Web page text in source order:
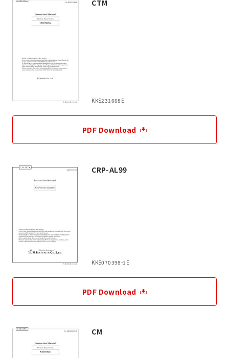
CTM
KKS231668E
PDF Download
CRP-AL99
KKS070398-1E
PDF Download
CM